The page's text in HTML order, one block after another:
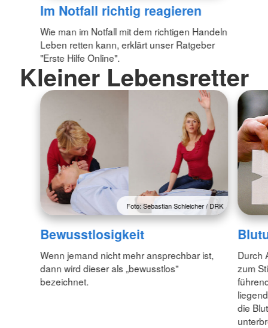
Im Notfall richtig reagieren
Wie man im Notfall mit dem richtigen Handeln
Leben retten kann, erklärt unser Ratgeber
"Erste Hilfe Online".
Kleiner Lebensretter
Foto: Sebastian Schleicher / DRK
Bewusstlosigkeit
Wenn jemand nicht mehr ansprechbar ist,
dann wird dieser als „bewusstlos"
bezeichnet.
Durch
zum
die